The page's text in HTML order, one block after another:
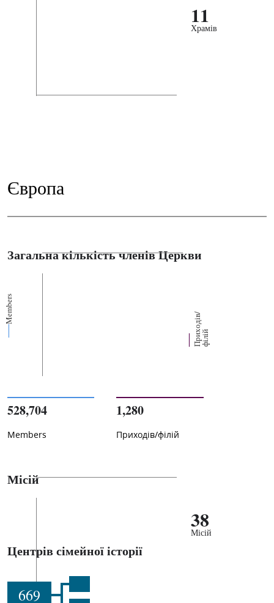
11
Храмів
Європа
Загальна кількість членів Церкви
Members
П
р
их
о
д
і
в
/
ф
і
л
ій
528,704
Members
1,280
Приходів/філій
Місій
38
Місій
Центрів сімейної історії
669